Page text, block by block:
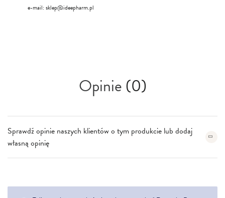
e-mail: sklep@ideepharm.pl
Opinie(0)
Sprawdź opinie naszych klientów o tym produkcie lub dodaj
własną opinię